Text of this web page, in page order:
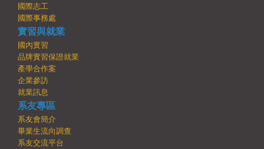
國際志工
國際事務處
實習與就業
國內實習
品牌實習保證就業
產學合作案
企業參訪
就業訊息
系友專區
系友會簡介
畢業生流向調查
系友交流平台